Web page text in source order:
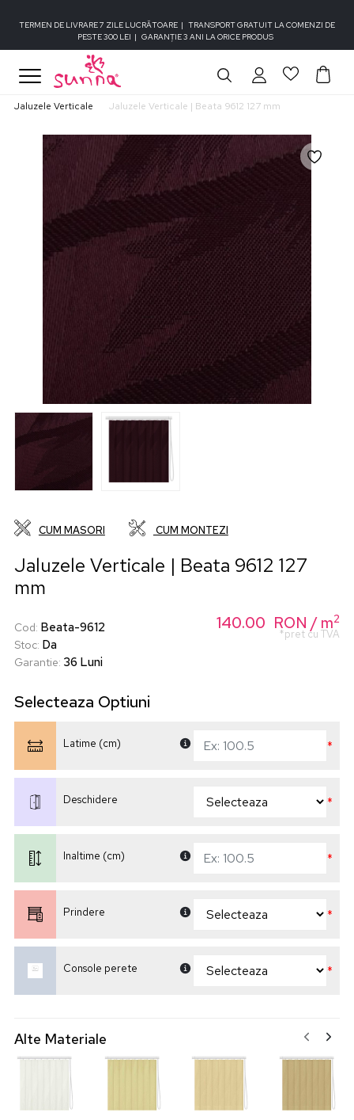
TERMEN DE LIVRARE 7 ZILE LUCRĂTOARE | TRANSPORT GRATUIT LA COMENZI DE
PESTE 300 LEI | GARANȚIE 3 ANI LA ORICE PRODUS
Jaluzele Verticale Jaluzele Verticale | Beata 9612 127 mm
CUM MASORI CUM MONTEZI
Jaluzele Verticale | Beata 9612 127
mm
Cod: Beata-9612
Stoc: Da
Garantie: 36 Luni
140.00 RON / m2
*pret cu TVA
Selecteaza Optiuni
Latime (cm) *
Deschidere *
Inaltime (cm) *
Prindere *
Console perete *
Alte Materiale